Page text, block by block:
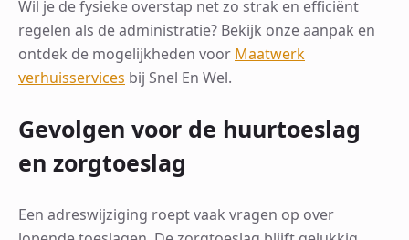
Wil je de fysieke overstap net zo strak en efficiënt
regelen als de administratie? Bekijk onze aanpak en
ontdek de mogelijkheden voor Maatwerk
verhuisservices bij Snel En Wel.
Gevolgen voor de huurtoeslag
en zorgtoeslag
Een adreswijziging roept vaak vragen op over